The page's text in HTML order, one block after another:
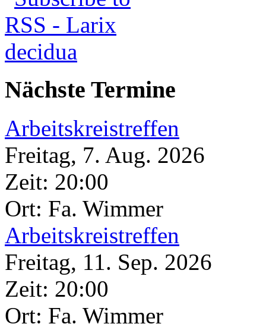
Nächste Termine
Arbeitskreistreffen
Freitag, 7. Aug. 2026
Zeit: 20:00
Ort: Fa. Wimmer
Arbeitskreistreffen
Freitag, 11. Sep. 2026
Zeit: 20:00
Ort: Fa. Wimmer